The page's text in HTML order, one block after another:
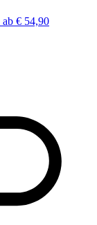
ab € 54,90